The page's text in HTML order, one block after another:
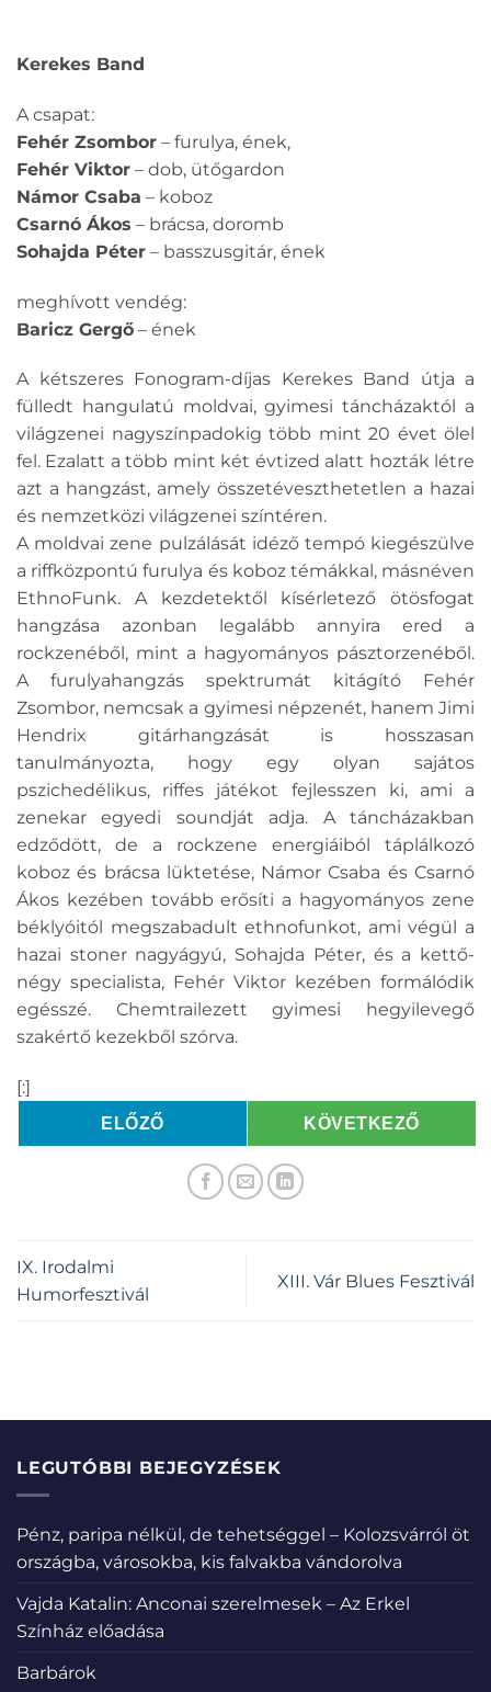
Kerekes Band
A csapat:
Fehér Zsombor – furulya, ének,
Fehér Viktor – dob, ütőgardon
Námor Csaba – koboz
Csarnó Ákos – brácsa, doromb
Sohajda Péter – basszusgitár, ének
meghívott vendég:
Baricz Gergő – ének
A kétszeres Fonogram-díjas Kerekes Band útja a
fülledt hangulatú moldvai, gyimesi táncházaktól a
világzenei nagyszínpadokig több mint 20 évet ölel
fel. Ezalatt a több mint két évtized alatt hozták létre
azt a hangzást, amely összetéveszthetetlen a hazai
és nemzetközi világzenei színtéren.
A moldvai zene pulzálását idéző tempó kiegészülve
a riffközpontú furulya és koboz témákkal, másnéven
EthnoFunk. A kezdetektől kísérletező ötösfogat
hangzása azonban legalább annyira ered a
rockzenéből, mint a hagyományos pásztorzenéből.
A furulyahangzás spektrumát kitágító Fehér
Zsombor, nemcsak a gyimesi népzenét, hanem Jimi
Hendrix gitárhangzását is hosszasan
tanulmányozta, hogy egy olyan sajátos
pszichedélikus, riffes játékot fejlesszen ki, ami a
zenekar egyedi soundját adja. A táncházakban
edződött, de a rockzene energiáiból táplálkozó
koboz és brácsa lüktetése, Námor Csaba és Csarnó
Ákos kezében tovább erősíti a hagyományos zene
béklyóitól megszabadult ethnofunkot, ami végül a
hazai stoner nagyágyú, Sohajda Péter, és a kettő-
négy specialista, Fehér Viktor kezében formálódik
egésszé. Chemtrailezett gyimesi hegyilevegő
szakértő kezekből szórva.
[:]
ELŐZŐ KÖVETKEZŐ
IX. Irodalmi
Humorfesztivál
XIII. Vár Blues Fesztivál
LEGUTÓBBI BEJEGYZÉSEK
Pénz, paripa nélkül, de tehetséggel – Kolozsvárról öt
országba, városokba, kis falvakba vándorolva
Vajda Katalin: Anconai szerelmesek – Az Erkel
Színház előadása
Barbárok